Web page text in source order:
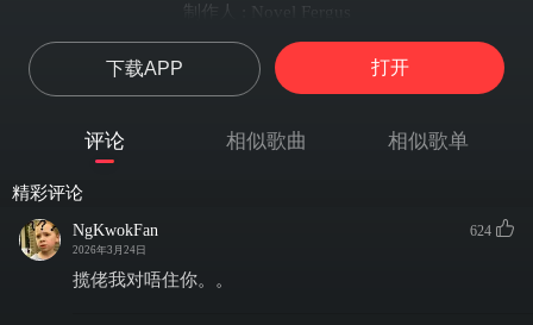
制作人 : Novel Fergus
The flowers
The sun
竟长得可以这么衬
Life will go on
下载APP 打开
评论 相似歌曲 相似歌单
精彩评论
NgKwokFan
2026年3月24日
624
揽佬我对唔住你。。